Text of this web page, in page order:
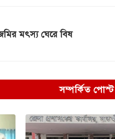
মৎস্য ঘেরে বিষ
সম্পর্কিত পোস্ট